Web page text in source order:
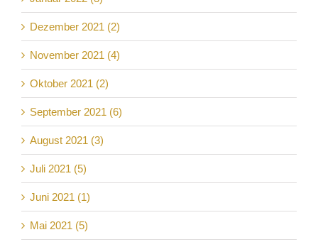
Dezember 2021 (2)
November 2021 (4)
Oktober 2021 (2)
September 2021 (6)
August 2021 (3)
Juli 2021 (5)
Juni 2021 (1)
Mai 2021 (5)